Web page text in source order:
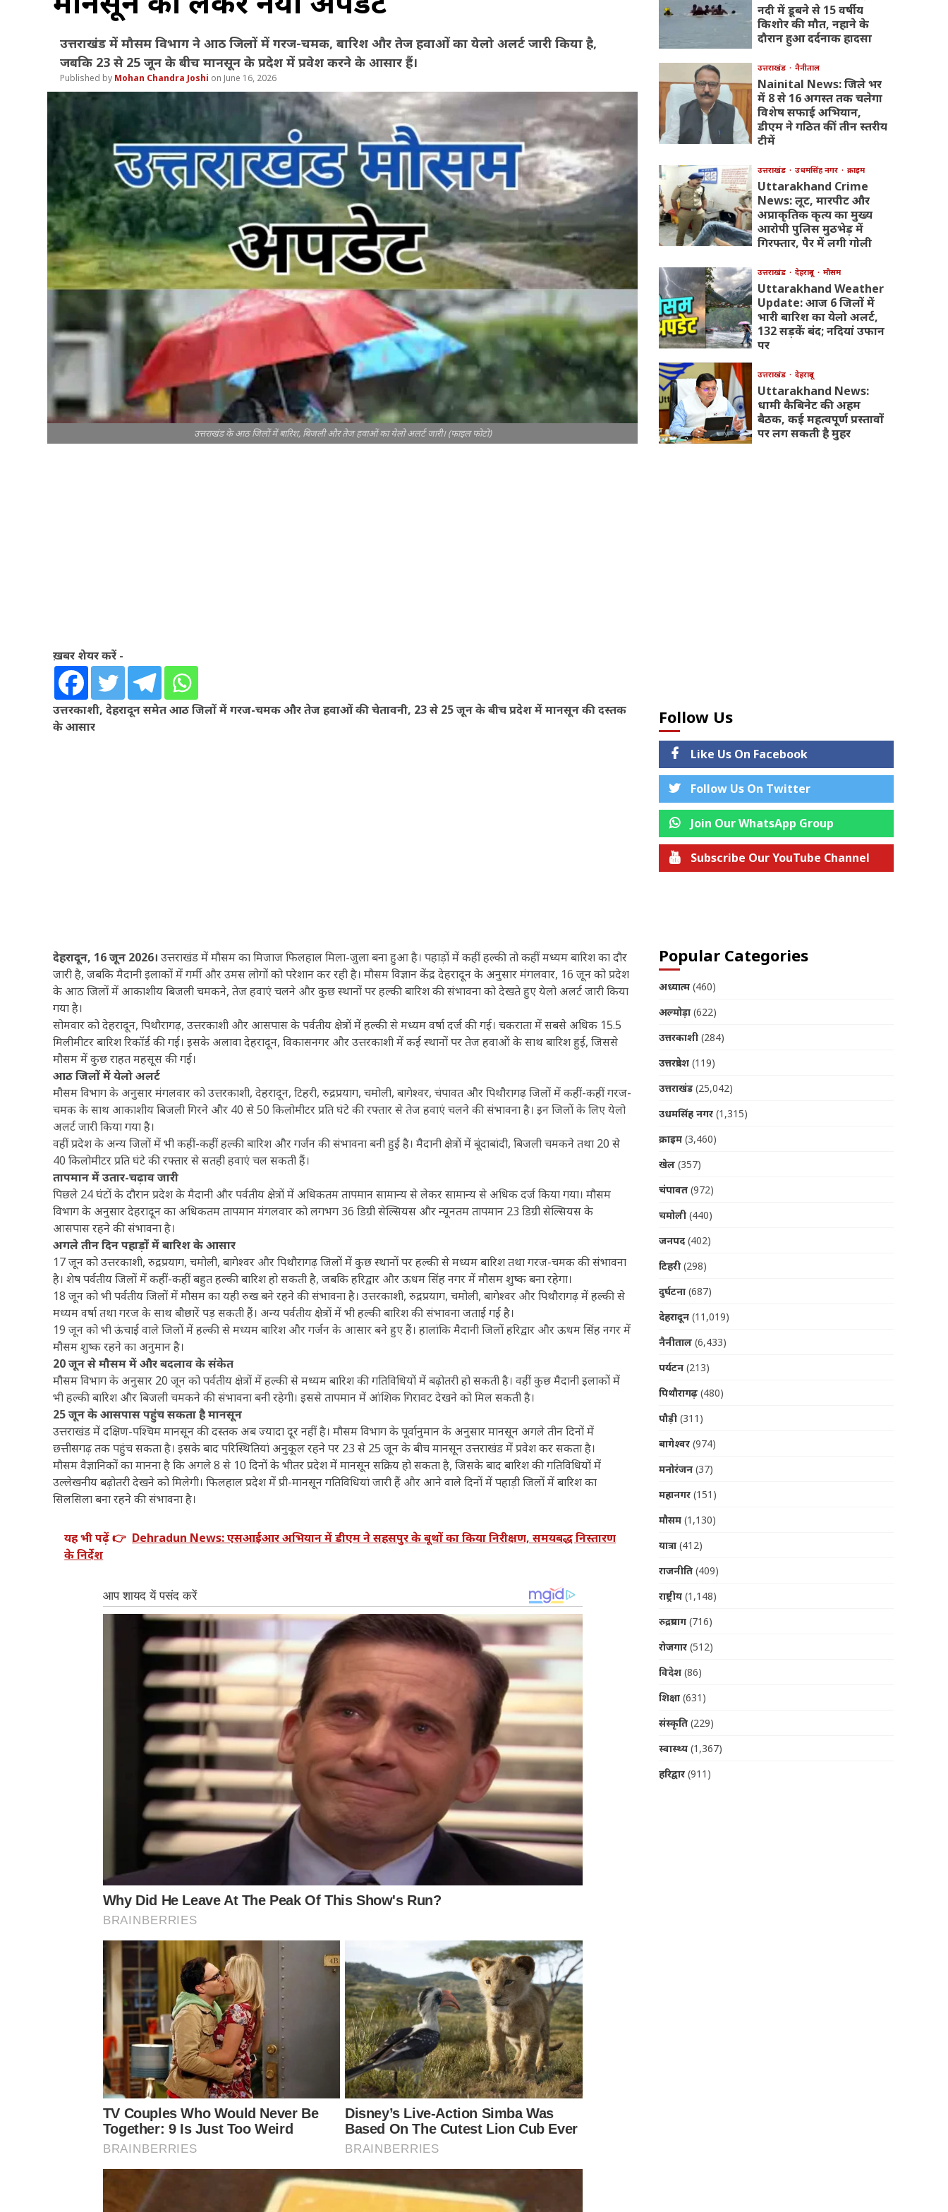
उत्तराखंड में मौसम विभाग ने आठ जिलों में गरज-चमक, बारिश और तेज हवाओं का येलो अलर्ट जारी किया है,
जबकि 23 से 25 जून के बीच मानसून के प्रदेश में प्रवेश करने के आसार हैं।
Mohan Chandra Joshi June 16, 2026
उत्तराखंड के आठ जिलों में बारिश, बिजली और तेज हवाओं का येलो अलर्ट जारी। (फाइल फोटो)
ख़बर शेयर करें -
उत्तरकाशी, देहरादून समेत आठ जिलों में गरज-चमक और तेज हवाओं की चेतावनी, 23 से 25 जून के बीच प्रदेश में मानसून की दस्तक
के आसार
देहरादून, 16 जून 2026। उत्तराखंड में मौसम का मिजाज फिलहाल मिला-जुला बना हुआ है। पहाड़ों में कहीं हल्की तो कहीं मध्यम बारिश का दौर
जारी है, जबकि मैदानी इलाकों में गर्मी और उमस लोगों को परेशान कर रही है। मौसम विज्ञान केंद्र देहरादून के अनुसार मंगलवार, 16 जून को प्रदेश
के आठ जिलों में आकाशीय बिजली चमकने, तेज हवाएं चलने और कुछ स्थानों पर हल्की बारिश की संभावना को देखते हुए येलो अलर्ट जारी किया
गया है।
सोमवार को देहरादून, पिथौरागढ़, उत्तरकाशी और आसपास के पर्वतीय क्षेत्रों में हल्की से मध्यम वर्षा दर्ज की गई। चकराता में सबसे अधिक 15.5
मिलीमीटर बारिश रिकॉर्ड की गई। इसके अलावा देहरादून, विकासनगर और उत्तरकाशी में कई स्थानों पर तेज हवाओं के साथ बारिश हुई, जिससे
मौसम में कुछ राहत महसूस की गई।
आठ जिलों में येलो अलर्ट
मौसम विभाग के अनुसार मंगलवार को उत्तरकाशी, देहरादून, टिहरी, रुद्रप्रयाग, चमोली, बागेश्वर, चंपावत और पिथौरागढ़ जिलों में कहीं-कहीं गरज-
चमक के साथ आकाशीय बिजली गिरने और 40 से 50 किलोमीटर प्रति घंटे की रफ्तार से तेज हवाएं चलने की संभावना है। इन जिलों के लिए येलो
अलर्ट जारी किया गया है।
वहीं प्रदेश के अन्य जिलों में भी कहीं-कहीं हल्की बारिश और गर्जन की संभावना बनी हुई है। मैदानी क्षेत्रों में बूंदाबांदी, बिजली चमकने तथा 20 से
40 किलोमीटर प्रति घंटे की रफ्तार से सतही हवाएं चल सकती हैं।
तापमान में उतार-चढ़ाव जारी
पिछले 24 घंटों के दौरान प्रदेश के मैदानी और पर्वतीय क्षेत्रों में अधिकतम तापमान सामान्य से लेकर सामान्य से अधिक दर्ज किया गया। मौसम
विभाग के अनुसार देहरादून का अधिकतम तापमान मंगलवार को लगभग 36 डिग्री सेल्सियस और न्यूनतम तापमान 23 डिग्री सेल्सियस के
आसपास रहने की संभावना है।
अगले तीन दिन पहाड़ों में बारिश के आसार
17 जून को उत्तरकाशी, रुद्रप्रयाग, चमोली, बागेश्वर और पिथौरागढ़ जिलों में कुछ स्थानों पर हल्की से मध्यम बारिश तथा गरज-चमक की संभावना
है। शेष पर्वतीय जिलों में कहीं-कहीं बहुत हल्की बारिश हो सकती है, जबकि हरिद्वार और ऊधम सिंह नगर में मौसम शुष्क बना रहेगा।
18 जून को भी पर्वतीय जिलों में मौसम का यही रुख बने रहने की संभावना है। उत्तरकाशी, रुद्रप्रयाग, चमोली, बागेश्वर और पिथौरागढ़ में हल्की से
मध्यम वर्षा तथा गरज के साथ बौछारें पड़ सकती हैं। अन्य पर्वतीय क्षेत्रों में भी हल्की बारिश की संभावना जताई गई है।
19 जून को भी ऊंचाई वाले जिलों में हल्की से मध्यम बारिश और गर्जन के आसार बने हुए हैं। हालांकि मैदानी जिलों हरिद्वार और ऊधम सिंह नगर में
मौसम शुष्क रहने का अनुमान है।
20 जून से मौसम में और बदलाव के संकेत
मौसम विभाग के अनुसार 20 जून को पर्वतीय क्षेत्रों में हल्की से मध्यम बारिश की गतिविधियों में बढ़ोतरी हो सकती है। वहीं कुछ मैदानी इलाकों में
भी हल्की बारिश और बिजली चमकने की संभावना बनी रहेगी। इससे तापमान में आंशिक गिरावट देखने को मिल सकती है।
25 जून के आसपास पहुंच सकता है मानसून
उत्तराखंड में दक्षिण-पश्चिम मानसून की दस्तक अब ज्यादा दूर नहीं है। मौसम विभाग के पूर्वानुमान के अनुसार मानसून अगले तीन दिनों में
छत्तीसगढ़ तक पहुंच सकता है। इसके बाद परिस्थितियां अनुकूल रहने पर 23 से 25 जून के बीच मानसून उत्तराखंड में प्रवेश कर सकता है।
मौसम वैज्ञानिकों का मानना है कि अगले 8 से 10 दिनों के भीतर प्रदेश में मानसून सक्रिय हो सकता है, जिसके बाद बारिश की गतिविधियों में
उल्लेखनीय बढ़ोतरी देखने को मिलेगी। फिलहाल प्रदेश में प्री-मानसून गतिविधियां जारी हैं और आने वाले दिनों में पहाड़ी जिलों में बारिश का
सिलसिला बना रहने की संभावना है।
यह भी पढ़ें 👉 Dehradun News: एसआईआर अभियान में डीएम ने सहसपुर के बूथों का किया निरीक्षण, समयबद्ध निस्तारण
के निर्देश
नदी में डूबने से 15 वर्षीय
किशोर की मौत, नहाने के
दौरान हुआ दर्दनाक हादसा
उत्तराखंड नैनीताल
Nainital News: जिले भर
में 8 से 16 अगस्त तक चलेगा
विशेष सफाई अभियान,
डीएम ने गठित कीं तीन स्तरीय
टीमें
उत्तराखंड उधमसिंह नगर क्राइम
Uttarakhand Crime
News: लूट, मारपीट और
अप्राकृतिक कृत्य का मुख्य
आरोपी पुलिस मुठभेड़ में
गिरफ्तार, पैर में लगी गोली
उत्तराखंड देहरादून मौसम
Uttarakhand Weather
Update: आज 6 जिलों में
भारी बारिश का येलो अलर्ट,
132 सड़कें बंद; नदियां उफान
पर
उत्तराखंड देहरादून
Uttarakhand News:
धामी कैबिनेट की अहम
बैठक, कई महत्वपूर्ण प्रस्तावों
पर लग सकती है मुहर
Follow Us
Like Us On Facebook
Follow Us On Twitter
Join Our WhatsApp Group
Subscribe Our YouTube Channel
Popular Categories
अध्यात्म(460)
अल्मोड़ा(622)
उत्तरकाशी(284)
उत्तरप्रदेश(119)
उत्तराखंड(25,042)
उधमसिंह नगर(1,315)
क्राइम(3,460)
खेल(357)
चंपावत(972)
चमोली(440)
जनपद(402)
टिहरी(298)
दुर्घटना(687)
देहरादून(11,019)
नैनीताल(6,433)
पर्यटन(213)
पिथौरागढ़(480)
पौड़ी(311)
बागेश्वर(974)
मनोरंजन(37)
महानगर(151)
मौसम(1,130)
यात्रा(412)
राजनीति(409)
राष्ट्रीय(1,148)
रुद्रप्रयाग(716)
रोजगार(512)
विदेश(86)
शिक्षा(631)
संस्कृति(229)
स्वास्थ्य(1,367)
हरिद्वार(911)